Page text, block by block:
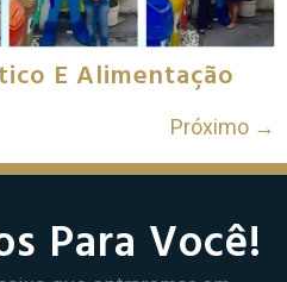
E Alimentação
Próximo →
Para Você!